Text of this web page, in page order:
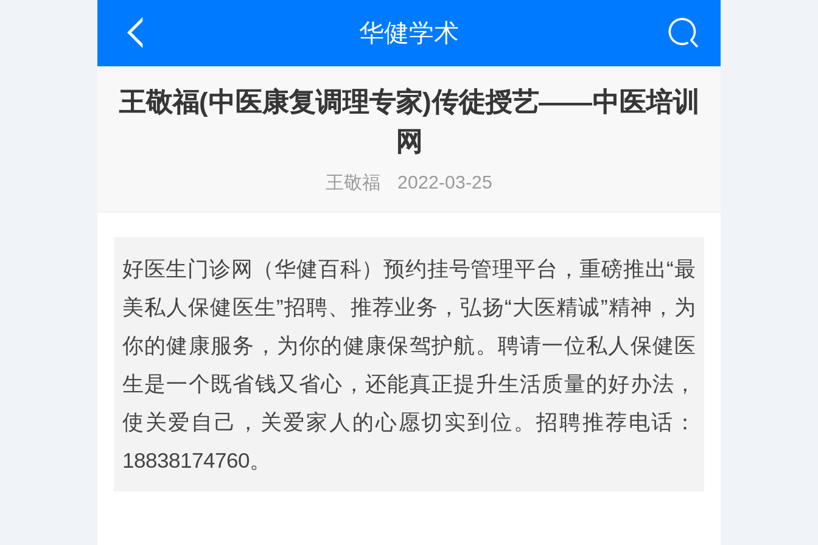
华健学术
王敬福(中医康复调理专家)传徒授艺——中医培训
网
王敬福 2022-03-25
好医生门诊网（华健百科）预约挂号管理平台，重磅推出“最
美私人保健医生”招聘、推荐业务，弘扬“大医精诚”精神，为
你的健康服务，为你的健康保驾护航。聘请一位私人保健医
生是一个既省钱又省心，还能真正提升生活质量的好办法，
使关爱自己，关爱家人的心愿切实到位。招聘推荐电话：
18838174760。